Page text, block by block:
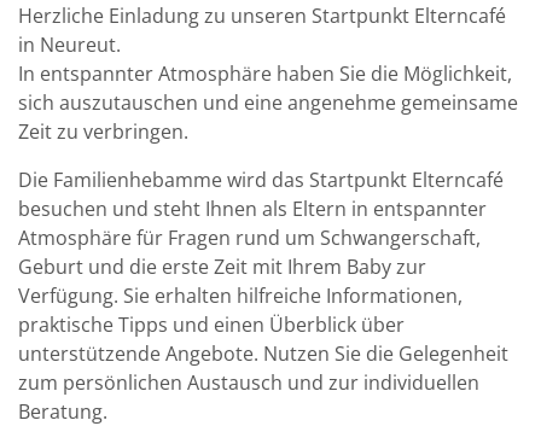
Herzliche Einladung zu unseren Startpunkt Elterncafé
in Neureut.
In entspannter Atmosphäre haben Sie die Möglichkeit,
sich auszutauschen und eine angenehme gemeinsame
Zeit zu verbringen.
Die Familienhebamme wird das Startpunkt Elterncafé
besuchen und steht Ihnen als Eltern in entspannter
Atmosphäre für Fragen rund um Schwangerschaft,
Geburt und die erste Zeit mit Ihrem Baby zur
Verfügung. Sie erhalten hilfreiche Informationen,
praktische Tipps und einen Überblick über
unterstützende Angebote. Nutzen Sie die Gelegenheit
zum persönlichen Austausch und zur individuellen
Beratung.